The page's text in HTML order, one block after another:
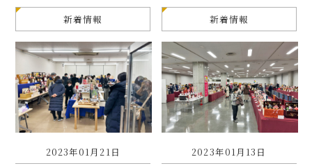
新着情報
2023年01月21日
新着情報
2023年01月13日